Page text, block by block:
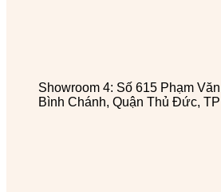
Showroom 4: Số 615 Phạm
Bình Chánh, Quận Thủ Đức,